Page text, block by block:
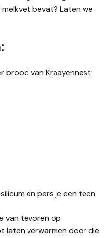
bevat? Laten we
brood van Kraayennest
en pers je een teen
van tevoren op
laten verwarmen door die